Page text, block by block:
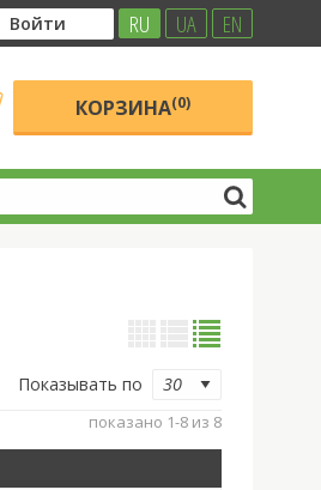
Войти RU UA EN
КОРЗИНА(0)
Показывать по
показано 1-8 из 8